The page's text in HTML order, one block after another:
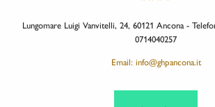
Lungomare Luigi Vanvitelli, 24, 60121 Ancona -
0714040257
Email: info@ghpancona.it